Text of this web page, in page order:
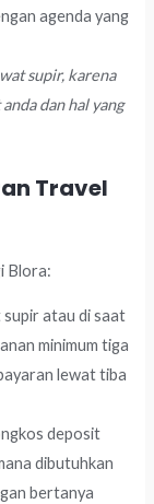
agenda yang
supir, karena
dan hal yang
Travel
Blora:
atau di saat
minimum tiga
lewat tiba
deposit
dibutuhkan
bertanya